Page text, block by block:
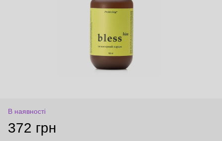
В наявності
372 грн